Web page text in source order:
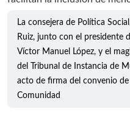
La consejera de Política
Ruiz, junto con el presidente
Víctor Manuel López, y el
del Tribunal de Instancia de
acto de firma del convenio
Comunidad